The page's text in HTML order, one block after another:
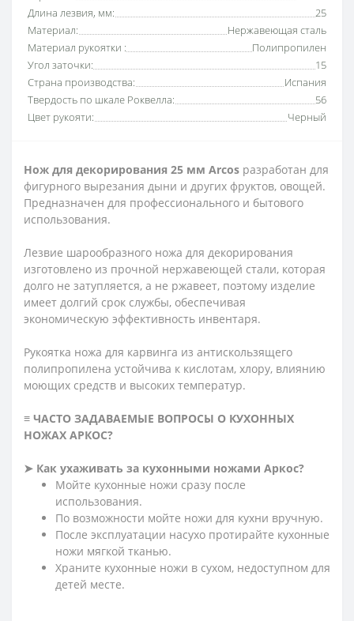
Длина лезвия, мм:
25
Материал:
Нержавеющая сталь
Материал рукоятки :
Полипропилен
Угол заточки:
15
Страна производства:
Испания
Твердость по шкале Роквелла:
56
Цвет рукояти:
Черный
Нож для декорирования 25 мм Arcos разработан для
фигурного вырезания дыни и других фруктов, овощей.
Предназначен для профессионального и бытового
использования.
Лезвие шарообразного ножа для декорирования
изготовлено из прочной нержавеющей стали, которая
долго не затупляется, а не ржавеет, поэтому изделие
имеет долгий срок службы, обеспечивая
экономическую эффективность инвентаря.
Рукоятка ножа для карвинга из антискользящего
полипропилена устойчива к кислотам, хлору, влиянию
моющих средств и высоких температур.
≡ ЧАСТО ЗАДАВАЕМЫЕ ВОПРОСЫ О КУХОННЫХ
НОЖАХ АРКОС?
➤ Как ухаживать за кухонными ножами Аркос?
Мойте кухонные ножи сразу после
использования.
По возможности мойте ножи для кухни вручную.
После эксплуатации насухо протирайте кухонные
ножи мягкой тканью.
Храните кухонные ножи в сухом, недоступном для
детей месте.